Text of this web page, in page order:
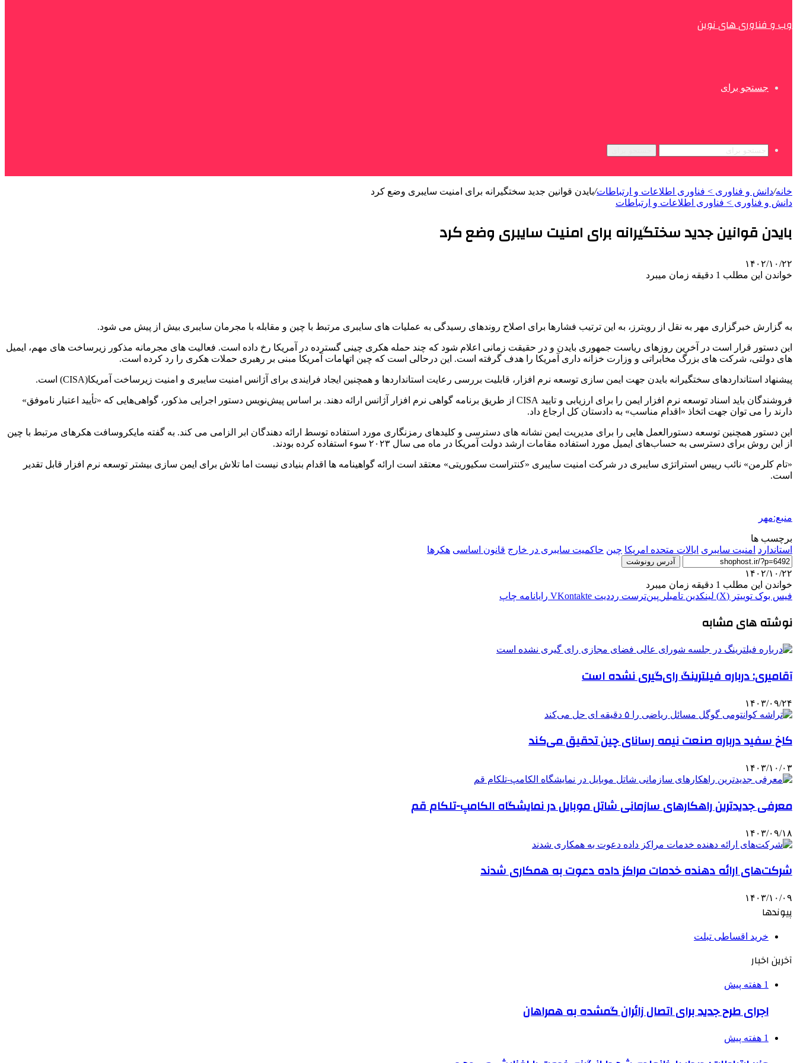
وب و فناوری های نوین
جستجو برای
خانه/دانش و فناوری > فناوری اطلاعات و ارتباطات/بایدن قوانین جدید سختگیرانه برای امنیت سایبری وضع کرد
دانش و فناوری > فناوری اطلاعات و ارتباطات
بایدن قوانین جدید سختگیرانه برای امنیت سایبری وضع کرد
۱۴۰۲/۱۰/۲۲
خواندن این مطلب 1 دقیقه زمان میبرد
به گزارش خبرگزاری مهر به نقل از رویترز، به این ترتیب فشارها برای اصلاح روندهای رسیدگی به عملیات های سایبری مرتبط با چین و مقابله با مجرمان سایبری بیش از پیش می شود.
این دستور قرار است در آخرین روزهای ریاست جمهوری بایدن و در حقیقت زمانی اعلام شود که چند حمله هکری چینی گسترده در آمریکا رخ داده است. فعالیت های مجرمانه مذکور زیرساخت های مهم، ایمیل
های دولتی، شرکت های بزرگ مخابراتی و وزارت خزانه داری آمریکا را هدف گرفته است. این درحالی است که چین اتهامات آمریکا مبنی بر رهبری حملات هکری را رد کرده است.
پیشنهاد استانداردهای سختگیرانه بایدن جهت ایمن سازی توسعه نرم افزار، قابلیت بررسی رعایت استانداردها و همچنین ایجاد فرایندی برای آژانس امنیت سایبری و امنیت زیرساخت آمریکا(CISA) است.
فروشندگان باید اسناد توسعه نرم افزار ایمن را برای ارزیابی و تایید CISA از طریق برنامه گواهی نرم افزار آژانس ارائه دهند. بر اساس پیش‌نویس دستور اجرایی مذکور، گواهی‌هایی که «تأیید اعتبار ناموفق»
دارند را می توان جهت اتخاذ «اقدام مناسب» به دادستان کل ارجاع داد.
این دستور همچنین توسعه دستورالعمل هایی را برای مدیریت ایمن نشانه های دسترسی و کلیدهای رمزنگاری مورد استفاده توسط ارائه دهندگان ابر الزامی می کند. به گفته مایکروسافت هکرهای مرتبط با چین
از این روش برای دسترسی به حساب‌های ایمیل مورد استفاده مقامات ارشد دولت آمریکا در ماه می سال ۲۰۲۳ سوء استفاده کرده بودند.
«تام کلرمن» نائب رییس استراتژی سایبری در شرکت امنیت سایبری «کنتراست سکیوریتی» معتقد است ارائه گواهینامه ها اقدام بنیادی نیست اما تلاش برای ایمن سازی بیشتر توسعه نرم افزار قابل تقدیر
است.
منبع:مهر
برچسب ها
استاندارد امنیت سایبری ایالات متحده امریکا چین حاکمیت سایبری در خارج قانون اساسی هکرها
آدرس رونوشت
۱۴۰۲/۱۰/۲۲
خواندن این مطلب 1 دقیقه زمان میبرد
فیس بوک توییتر (X) لینکدین ‫تامبلر ‫پین‌ترست ‫رددیت ‫VKontakte رایانامه چاپ
نوشته های مشابه
آقامیری: درباره فیلترینگ رای‌گیری نشده است
۱۴۰۳/۰۹/۲۴
کاخ سفید درباره صنعت نیمه رسانای چین تحقیق می‌کند
۱۴۰۳/۱۰/۰۳
معرفی جدیدترین راهکارهای سازمانی شاتل موبایل در نمایشگاه الکامپ-تلکام قم
۱۴۰۳/۰۹/۱۸
شرکت‌های ارائه دهنده خدمات مراکز داده دعوت به همکاری شدند
۱۴۰۳/۱۰/۰۹
پیوندها
خرید اقساطی تبلت
آخرین اخبار
1 هفته پیش
اجرای طرح جدید برای اتصال زائران گمشده به همراهان
1 هفته پیش